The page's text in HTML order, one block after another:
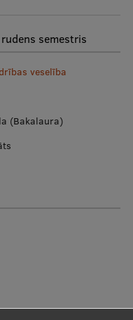
semestris
veselība
(Bakalaura)